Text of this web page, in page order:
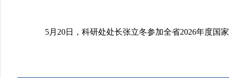
5月 20日，科研处处长张立冬参加全省2026年度国